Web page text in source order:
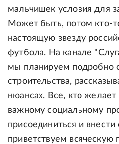
мальчишек условия для
Может быть, потом кто-
настоящую звезду
футбола. На канале
мы планируем подробно
строительства,
нюансах. Все, кто
важному социальному
присоединиться и
приветствуем всяческую